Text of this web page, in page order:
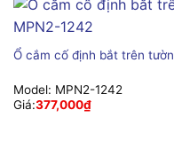
Ổ cắm cố định bắt trên
Model: MPN2-1242
Giá:377,000₫